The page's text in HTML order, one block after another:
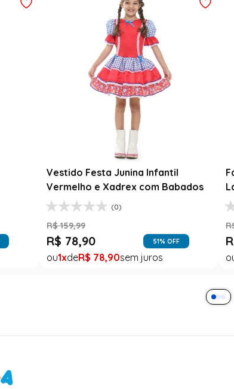
Vestido Festa Junina Infantil
Vermelho e Xadrex com Babados
(0)
R$ 159,99
R$ 78,90 51% OFF
1 R$ 78,90